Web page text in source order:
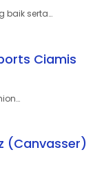
baik serta…
Ciamis
(Canvasser)